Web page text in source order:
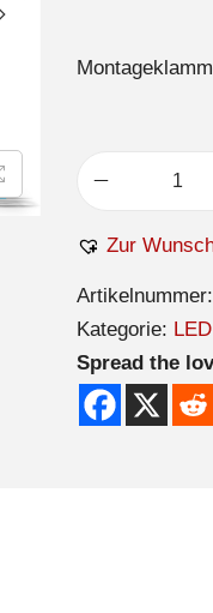
Zur
Artikelnummer:
Kategorie:
Spread the